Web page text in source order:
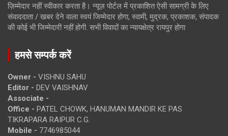
ज़िम्मेदार नहीं स्वीकार करता है। न्यूज़ पोर्टल में प्रकाशित ऐसी सामग्री के लिए
संवाददाता / खबर देने वाला स्वयं जिम्मेदार होगा, स्वामी, मुद्रक, प्रकाशक, संपादक
की कोई भी जिम्मेदारी नहीं होगी. सभी विवादों का न्यायक्षेत्र रायपुर होगा
हमसे सम्पर्क करें
Owner - VISHNU SAHU
Editor - DEV VAISHNAV
Associate -
Office - PATEL CHOWK, HANUMAN MANDIR KE PAS
TIKRAPARA RAIPUR C.G.
Mobile - 7746985044